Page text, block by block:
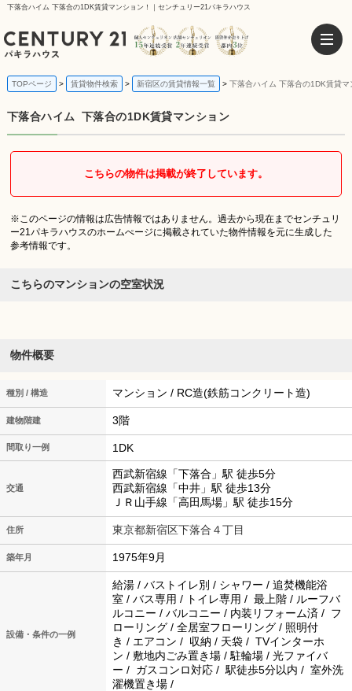
下落合ハイム 下落合の1DK賃貸マンション！｜センチュリー21パキラハウス
TOPページ 賃貸物件検索 新宿区の賃貸情報一覧 下落合ハイム 下落合の1DK賃貸マ
下落合ハイム 下落合の1DK賃貸マンション
こちらの物件は掲載が終了しています。
※このページの情報は広告情報ではありません。過去から現在までセンチュリ
ー21パキラハウスのホームぺージに掲載されていた物件情報を元に生成した
参考情報です。
こちらのマンションの空室状況
物件概要
種別 / 構造 マンション / RC造(鉄筋コンクリート造)
建物階建 3階
間取り一例 1DK
交通
西武新宿線「下落合」駅 徒歩5分
西武新宿線「中井」駅 徒歩13分
ＪＲ山手線「高田馬場」駅 徒歩15分
住所 東京都新宿区下落合４丁目
築年月 1975年9月
設備・条件の一例
給湯 / バストイレ別 / シャワー / 追焚機能浴
室 / バス専用 / トイレ専用 / 最上階 / ルーフバ
ルコニー / バルコニー / 内装リフォーム済 / フ
ローリング / 全居室フローリング / 照明付
き / エアコン / 収納 / 天袋 / TVインターホ
ン / 敷地内ごみ置き場 / 駐輪場 / 光ファイバ
ー / ガスコンロ対応 / 駅徒歩5分以内 / 室外洗
濯機置き場 /